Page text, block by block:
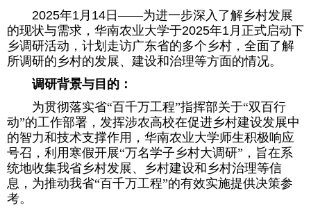
2025年1月 14 日——为进一步深入了解乡村发展
的现状与需求，华南农业大学于2025年1月正式启动下
乡调研活动，计划走访广东省的多个乡村，全面了解
所调研的乡村的发展、建设和治理等方面的情况。
调研背景与目的：
为贯彻落实省“百千万工程”指挥部关于“双百行
动”的工作部署，发挥涉农高校在促进乡村建设发展中
的智力和技术支撑作用，华南农业大学师生积极响应
号召，利用寒假开展“万名学子乡村大调研”，旨在系
统地收集我省乡村发展、乡村建设和乡村治理等信
息，为推动我省“百千万工程”的有效实施提供决策参
考。